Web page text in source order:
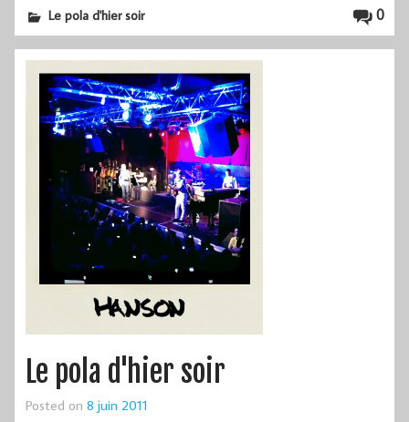
0
Le pola d'hier soir
Le pola d'hier soir
Posted on 8 juin 2011